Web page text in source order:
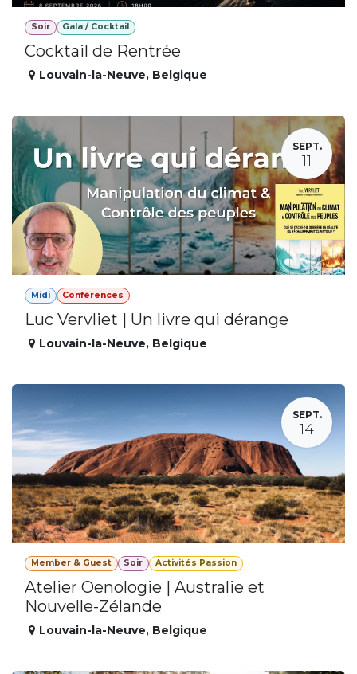
Soir Gala / Cocktail
Cocktail de Rentrée
Louvain-la-Neuve, Belgique
SEPT.
11
Midi Conférences
Luc Vervliet | Un livre qui dérange
Louvain-la-Neuve, Belgique
SEPT.
14
Member & Guest Soir Activités Passion
Atelier Oenologie | Australie et
Nouvelle-Zélande
Louvain-la-Neuve, Belgique